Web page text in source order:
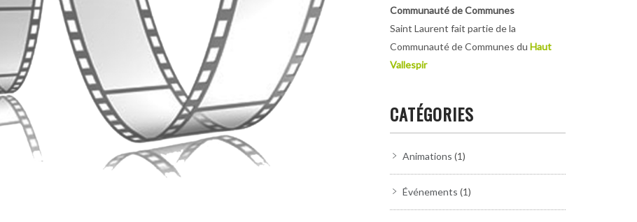
Communauté de Communes
Saint Laurent fait partie de la
Communauté de Communes duHaut
Vallespir
CATÉGORIES
Animations (1)
Événements (1)